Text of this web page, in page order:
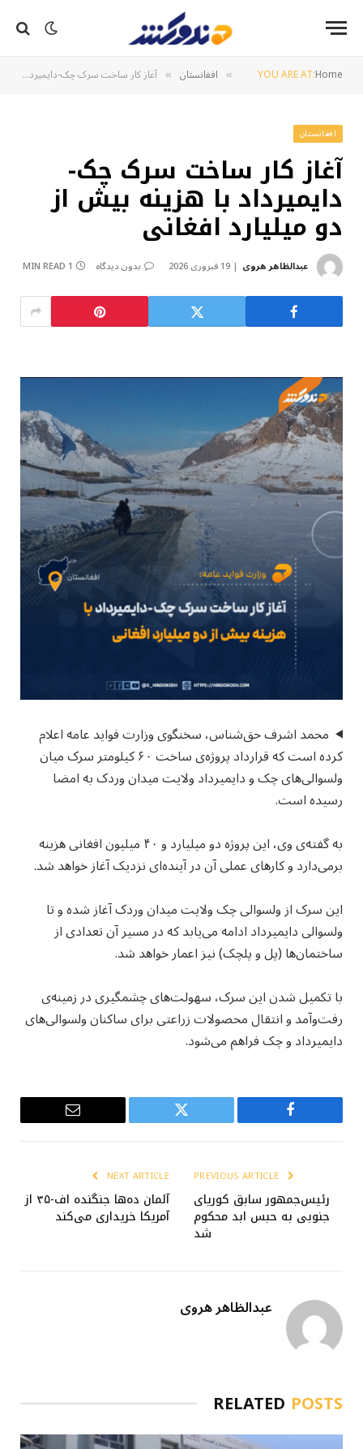
YOU ARE AT:Home
» افغانستان » آغاز کار ساخت سرک چک-دایمیرداد با هزینه بیش از دو میلیارد افغانی
افغانستان
آغاز کار ساخت سرک چک-
دایمیرداد با هزینه بیش از
دو میلیارد افغانی
عبدالظاهر هروی 19 فبروری 2026 بدون دیدگاه 1 MIN READ
محمد اشرف حق‌شناس، سخنگوی وزارت فواید عامه اعلام
کرده است که قرارداد پروژه‌ی ساخت ۶۰ کیلومتر سرک میان
ولسوالی‌های چک و دایمیرداد ولایت میدان وردک به امضا
رسیده است.
به گفته‌ی وی، این پروژه دو میلیارد و ۴۰ میلیون افغانی هزینه
برمی‌دارد و کارهای عملی آن در آینده‌ای نزدیک آغاز خواهد شد.
این سرک از ولسوالی چک ولایت میدان وردک آغاز شده و تا
ولسوالی دایمیرداد ادامه می‌یابد که در مسیر آن تعدادی از
ساختمان‌ها (پل و پلچک) نیز اعمار خواهد شد.
با تکمیل شدن این سرک، سهولت‌های چشمگیری در زمینه‌ی
رفت‌وآمد و انتقال محصولات زراعتی برای ساکنان ولسوالی‌های
دایمیرداد و چک فراهم می‌شود.
Facebook
Twitter
Email
رئیس‌جمهور سابق کوریای
جنوبی به حبس ابد محکوم
شد
NEXT ARTICLE
آلمان ده‌ها جنگنده اف-۳۵ از
آمریکا خریداری می‌کند
عبدالظاهر هروی
RELATED POSTS